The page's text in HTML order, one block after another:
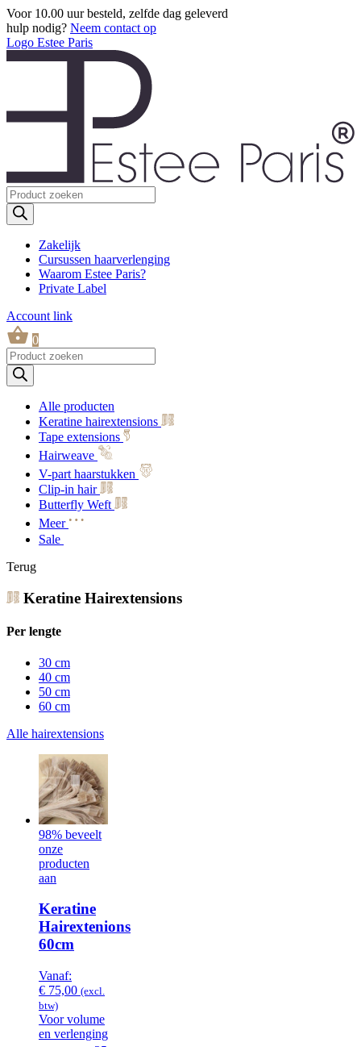
Voor 10.00 uur besteld, zelfde dag geleverd
hulp nodig? Neem contact op
Logo Estee Paris
Producten
zoeken
Zakelijk
Cursussen haarverlenging
Waarom Estee Paris?
Private Label
Account link
0
Producten
zoeken
Alle producten
Keratine hairextensions
Tape extensions
Hairweave
V-part haarstukken
Clip-in hair
Butterfly Weft
Meer
Sale
Terug
Keratine Hairextensions
Per lengte
30 cm
40 cm
50 cm
60 cm
Alle hairextensions
98% beveelt
onze
producten
aan
Keratine
Hairextenions
60cm
Vanaf:
€ 75,00 (excl.
btw)
Voor volume
en verlenging